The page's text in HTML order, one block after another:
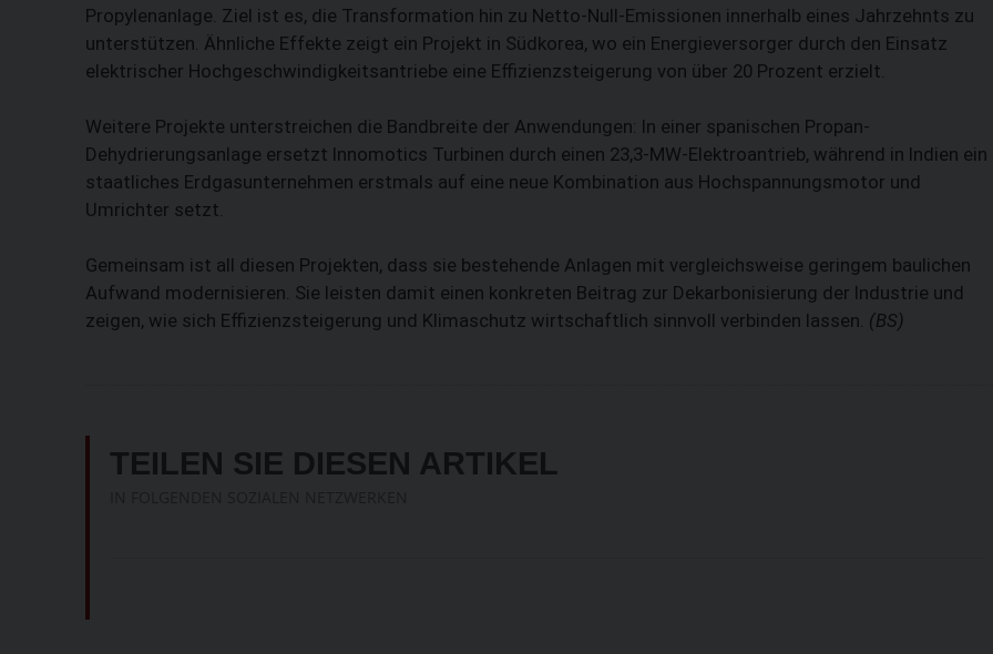
Propylenanlage. Ziel ist es, die Transformation hin zu Netto-Null-Emissionen innerhalb eines Jahrzehnts zu
unterstützen. Ähnliche Effekte zeigt ein Projekt in Südkorea, wo ein Energieversorger durch den Einsatz
elektrischer Hochgeschwindigkeitsantriebe eine Effizienzsteigerung von über 20 Prozent erzielt.
Weitere Projekte unterstreichen die Bandbreite der Anwendungen: In einer spanischen Propan-
Dehydrierungsanlage ersetzt Innomotics Turbinen durch einen 23,3-MW-Elektroantrieb, während in Indien ein
staatliches Erdgasunternehmen erstmals auf eine neue Kombination aus Hochspannungsmotor und
Umrichter setzt.
Gemeinsam ist all diesen Projekten, dass sie bestehende Anlagen mit vergleichsweise geringem baulichen
Aufwand modernisieren. Sie leisten damit einen konkreten Beitrag zur Dekarbonisierung der Industrie und
zeigen, wie sich Effizienzsteigerung und Klimaschutz wirtschaftlich sinnvoll verbinden lassen. (BS)
TEILEN SIE DIESEN ARTIKEL